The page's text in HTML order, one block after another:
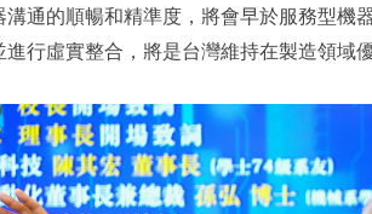
通的順暢和精準度，將會早於服務型
行虛實整合，將是台灣維持在製造領域